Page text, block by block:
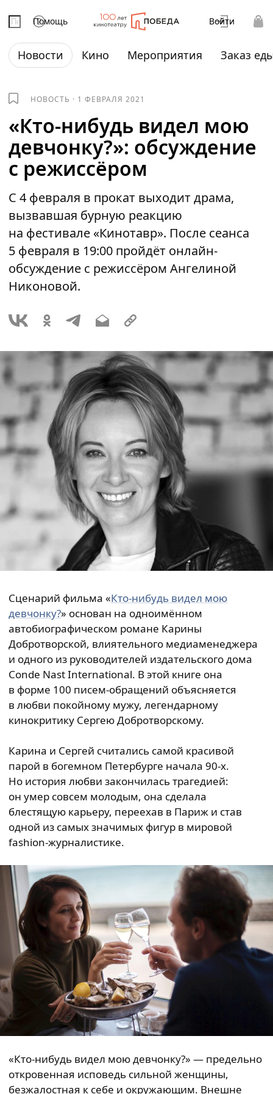
Помощь Войти
Новости Кино Мероприятия Заказ
НОВОСТЬ · 1 ФЕВРАЛЯ 2021
«Кто-нибудь видел мою
девчонку?»: обсуждение
с режиссёром
C 4 февраля в прокат выходит драма,
вызвавшая бурную реакцию
на фестивале «Кинотавр». После сеанса
5 февраля в 19:00 пройдёт онлайн-
обсуждение с режиссёром Ангелиной
Никоновой.
Сценарий фильма «Кто-нибудь видел мою
девчонку?» основан на одноимённом
автобиографическом романе Карины
Добротворской, влиятельного медиаменеджера
и одного из руководителей издательского дома
Conde Nast International. В этой книге она
в форме 100 писем-обращений объясняется
в любви покойному мужу, легендарному
кинокритику Сергею Добротворскому.
Карина и Сергей считались самой красивой
парой в богемном Петербурге начала 90-х.
Но история любви закончилась трагедией:
он умер совсем молодым, она сделала
блестящую карьеру, переехав в Париж и став
одной из самых значимых фигур в мировой
fashion-журналистике.
«Кто-нибудь видел мою девчонку?» — предельно
откровенная исповедь сильной женщины,
безжалостная к себе и окружающим. Внешне